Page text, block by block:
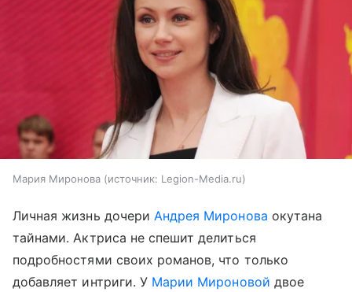
Мария Миронова источник: Legion-Media.ru
Личная жизнь дочери Андрея Миронова окутана
тайнами. Актриса не спешит делиться
подробностями своих романов, что только
добавляет интриги. У Марии Мироновой двое